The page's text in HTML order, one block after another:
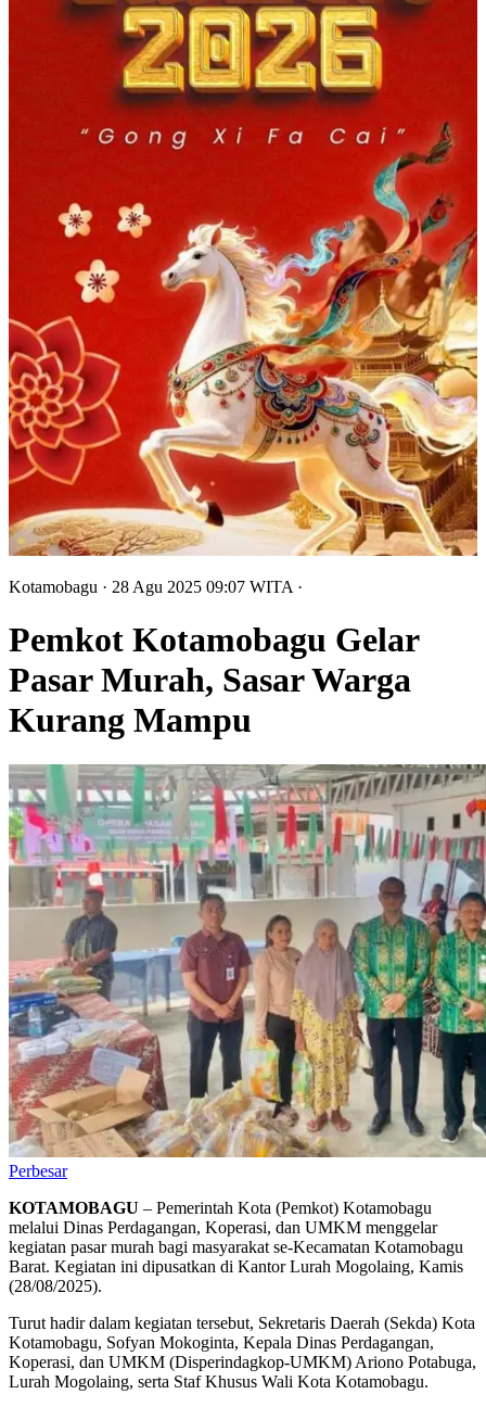
Kotamobagu · 28 Agu 2025 09:07 WITA ·
Pemkot Kotamobagu Gelar
Pasar Murah, Sasar Warga
Kurang Mampu
Perbesar
KOTAMOBAGU – Pemerintah Kota (Pemkot) Kotamobagu
melalui Dinas Perdagangan, Koperasi, dan UMKM menggelar
kegiatan pasar murah bagi masyarakat se-Kecamatan Kotamobagu
Barat. Kegiatan ini dipusatkan di Kantor Lurah Mogolaing, Kamis
(28/08/2025).
Turut hadir dalam kegiatan tersebut, Sekretaris Daerah (Sekda) Kota
Kotamobagu, Sofyan Mokoginta, Kepala Dinas Perdagangan,
Koperasi, dan UMKM (Disperindagkop-UMKM) Ariono Potabuga,
Lurah Mogolaing, serta Staf Khusus Wali Kota Kotamobagu.